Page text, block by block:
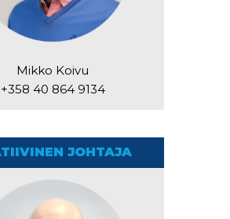
Mikko Koivu
+358 40 864 9134
JOHTAJA